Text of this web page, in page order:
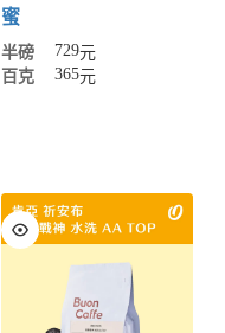
蜜
半磅 729元
百克
365元